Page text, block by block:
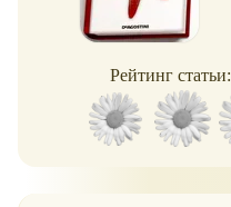
Рейтинг статьи: